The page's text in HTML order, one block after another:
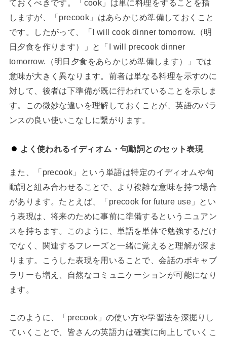
ておくべきです。「cook」は単に料理をすることを指
しますが、「precook」はあらかじめ準備しておくこと
です。したがって、「I will cook dinner tomorrow.（明
日夕食を作ります）」と「I will precook dinner
tomorrow.（明日夕食をあらかじめ準備します）」では
意味が大きく異なります。前者は単なる料理を示すのに
対して、後者は下準備が既に行われていることを示しま
す。この微妙な違いを理解しておくことが、英語のバラ
ンスの良い使いこなしに繋がります。
よく使われるイディオム・句動詞とのセット表現
また、「precook」という単語は特定のイディオムや句
動詞と組み合わせることで、より複雑な意味を持つ場合
があります。たとえば、「precook for future use」とい
う表現は、将来のために事前に準備するというニュアン
スを持ちます。このように、単語を単体で勉強するだけ
でなく、関連するフレーズと一緒に覚えると理解が深ま
ります。こうした表現を用いることで、会話のボキャブ
ラリーも増え、自然なコミュニケーションが可能になり
ます。
このように、「precook」の使い方や学習法を深掘りし
ていくことで、皆さんの英語力は確実に向上していくこ